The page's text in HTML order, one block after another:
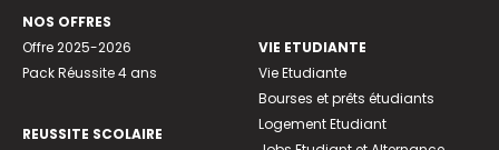
NOS OFFRES
Offre 2025-2026
Pack Réussite 4 ans
REUSSITE SCOLAIRE
VIE ETUDIANTE
Vie Etudiante
Bourses et prêts étudiants
Logement Etudiant